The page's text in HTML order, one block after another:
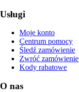
Usługi
Moje konto
Centrum pomocy
Śledź zamówienie
Zwróć zamówienie
Kody rabatowe
O nas